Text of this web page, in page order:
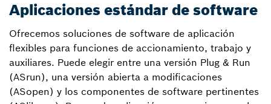
Aplicaciones estándar de software
Ofrecemos soluciones de software de aplicación
flexibles para funciones de accionamiento, trabajo y
auxiliares. Puede elegir entre una versión Plug & Run
(ASrun), una versión abierta a modificaciones
(ASopen) y los componentes de software pertinentes